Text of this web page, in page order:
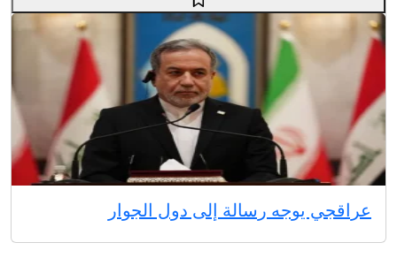
عراقجي يوجه رسالة إلى دول الجوار